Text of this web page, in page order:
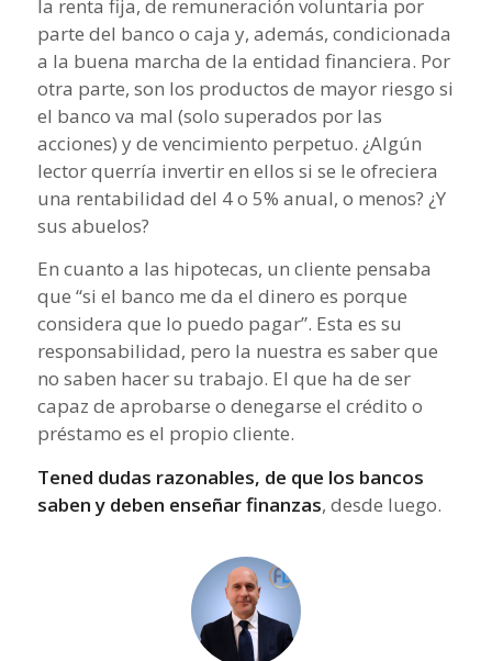
la renta fija, de remuneración voluntaria por
parte del banco o caja y, además, condicionada
a la buena marcha de la entidad financiera. Por
otra parte, son los productos de mayor riesgo si
el banco va mal (solo superados por las
acciones) y de vencimiento perpetuo. ¿Algún
lector querría invertir en ellos si se le ofreciera
una rentabilidad del 4 o 5% anual, o menos? ¿Y
sus abuelos?
En cuanto a las hipotecas, un cliente pensaba
que “si el banco me da el dinero es porque
considera que lo puedo pagar”. Esta es su
responsabilidad, pero la nuestra es saber que
no saben hacer su trabajo. El que ha de ser
capaz de aprobarse o denegarse el crédito o
préstamo es el propio cliente.
Tened dudas razonables, de que los bancos
saben y deben enseñar finanzas, desde luego.